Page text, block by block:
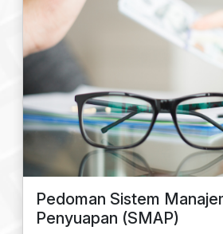
Pedoman Sistem
Penyuapan (SMAP)